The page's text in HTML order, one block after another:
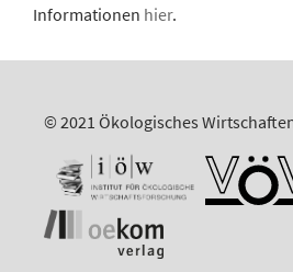
Informationen hier.
© 2021 Ökologisches